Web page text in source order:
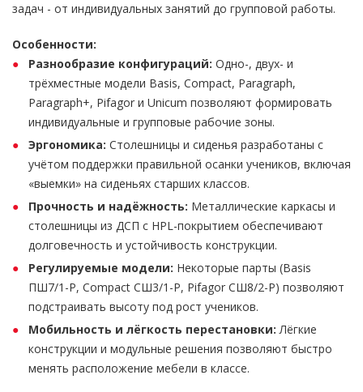
задач - от индивидуальных занятий до групповой работы.
Особенности:
Разнообразие конфигураций: Одно-, двух- и
трёхместные модели Basis, Compact, Paragraph,
Paragraph+, Pifagor и Unicum позволяют формировать
индивидуальные и групповые рабочие зоны.
Эргономика: Столешницы и сиденья разработаны с
учётом поддержки правильной осанки учеников, включая
«выемки» на сиденьях старших классов.
Прочность и надёжность: Металлические каркасы и
столешницы из ДСП с HPL-покрытием обеспечивают
долговечность и устойчивость конструкции.
Регулируемые модели: Некоторые парты (Basis
ПШ7/1-Р, Compact СШ3/1-Р, Pifagor СШ8/2-Р) позволяют
подстраивать высоту под рост учеников.
Мобильность и лёгкость перестановки: Лёгкие
конструкции и модульные решения позволяют быстро
менять расположение мебели в классе.